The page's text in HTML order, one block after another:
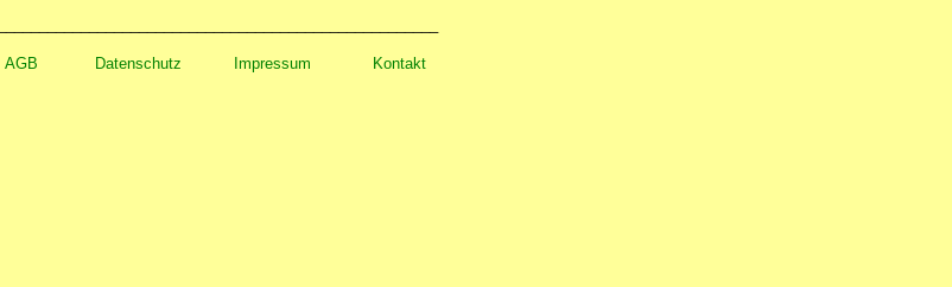
AGB Datenschutz Impressum Kontakt